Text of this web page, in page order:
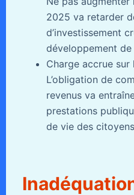
2025 va retarder
d’investissement
développement de
Charge accrue
L’obligation de
revenus va
prestations
de vie des